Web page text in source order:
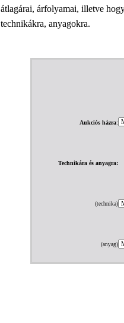
átlagárai, árfolyamai, illetve
technikákra, anyagokra.
Aukciós házra:
Technikára és anyagra:
(technika)
(anyag)